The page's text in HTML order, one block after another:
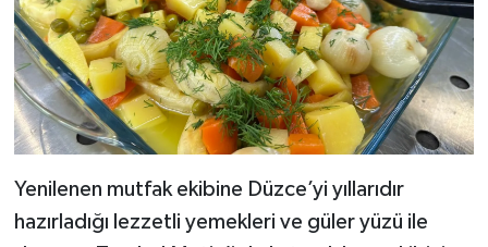
Yenilenen mutfak ekibine Düzce’yi yıllarıdır
hazırladığı lezzetli yemekleri ve güler yüzü ile